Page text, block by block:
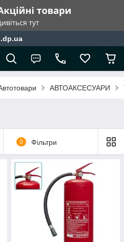
АВТОАКСЕСУАРИ
0 Фільтри